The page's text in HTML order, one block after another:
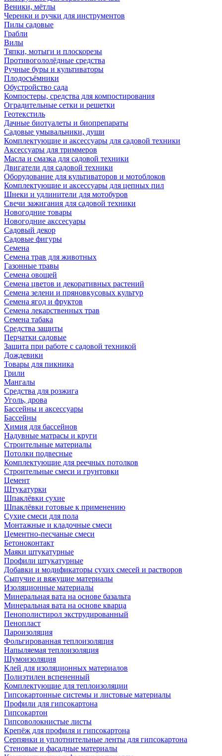
Веники, мётлы
Черенки и ручки для инструментов
Пилы садовые
Грабли
Вилы
Тяпки, мотыги и плоскорезы
Противогололёдные средства
Ручные буры и культиваторы
Плодосъёмники
Обустройство сада
Компостеры, средства для компостирования
Оградительные сетки и решетки
Геотекстиль
Дачные биотуалеты и биопрепараты
Садовые умывальники, души
Комплектующие и аксессуары для садовой техники
Аксессуары для триммеров
Масла и смазка для садовой техники
Двигатели для садовой техники
Оборудование для культиваторов и мотоблоков
Комплектующие и аксессуары для цепных пил
Шнеки и удлинители для мотобуров
Свечи зажигания для садовой техники
Новогодние товары
Новогодние акссесуары
Садовый декор
Садовые фигуры
Семена
Семена трав для животных
Газонные травы
Семена овощей
Семена цветов и декоративных растений
Семена зелени и пряновкусовых культур
Семена ягод и фруктов
Семена лекарственных трав
Семена табака
Средства защиты
Перчатки садовые
Защита при работе с садовой техникой
Дождевики
Товары для пикника
Грили
Мангалы
Средства для розжига
Уголь, дрова
Бассейны и аксессуары
Бассейны
Химия для бассейнов
Надувные матрасы и круги
Строительные материалы
Потолки подвесные
Комплектующие для реечных потолков
Строительные смеси и грунтовки
Цемент
Штукатурки
Шпаклёвки сухие
Шпаклёвки готовые к применению
Сухие смеси для пола
Монтажные и кладочные смеси
Цементно-песчаные смеси
Бетоноконтакт
Маяки штукатурные
Профили штукатурные
Добавки и модификаторы сухих смесей и растворов
Сыпучие и вяжущие материалы
Изоляционные материалы
Минеральная вата на основе базальта
Минеральная вата на основе кварца
Пенополистирол экструдированный
Пенопласт
Пароизоляция
Фольгированная теплоизоляция
Напыляемая теплоизоляция
Шумоизоляция
Клей для изоляционных материалов
Полиэтилен вспененный
Комплектующие для теплоизоляции
Гипсокартонные системы и листовые материалы
Профили для гипсокартона
Гипсокартон
Гипсоволокнистые листы
Крепёж для профиля и гипсокартона
Серпянки и уплотнительные ленты для гипсокартона
Стеновые и фасадные материалы